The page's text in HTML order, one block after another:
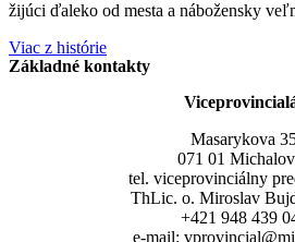
žijúci ďaleko od mesta a nábožensky
Viac z histórie
Základné kontakty
Masarykova
071 01
tel. viceprovinciálny
ThLic. o. Miroslav
+421 948 439
e-mail: